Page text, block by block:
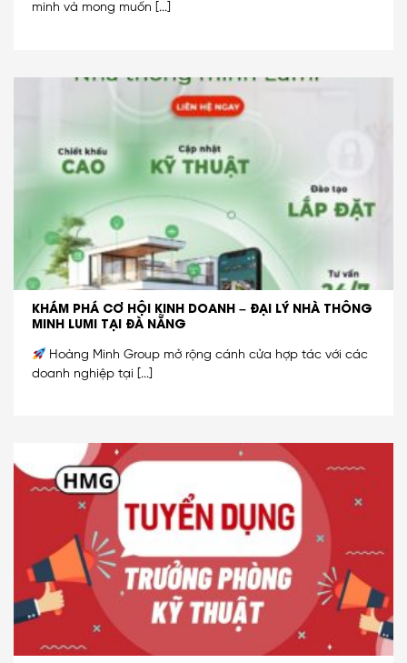
minh và mong muốn [...]
KHÁM PHÁ CƠ HỘI KINH DOANH – ĐẠI LÝ NHÀ THÔNG
MINH LUMI TẠI ĐÀ NẴNG
Hoàng Minh Group mở rộng cánh cửa hợp tác với các
doanh nghiệp tại [...]